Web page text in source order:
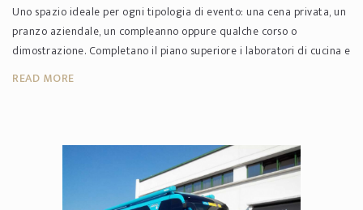
Uno spazio ideale per ogni tipologia di evento: una cena privata, un
pranzo aziendale, un compleanno oppure qualche corso o
dimostrazione. Completano il piano superiore i laboratori di cucina e
pasti...
READ MORE